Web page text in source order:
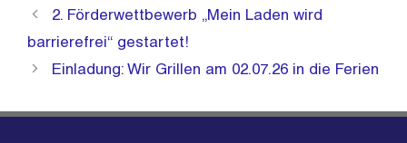
2. Förderwettbewerb „Mein Laden wird
barrierefrei“ gestartet!
Einladung: Wir Grillen am 02.07.26 in die Ferien